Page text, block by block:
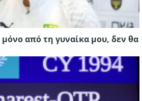
από τη γυναίκα μου, δεν θα